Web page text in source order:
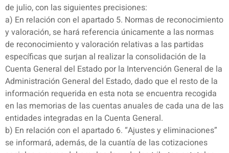
de julio, con las siguientes precisiones:
a) En relación con el apartado 5. Normas de reconocimiento
y valoración, se hará referencia únicamente a las normas
de reconocimiento y valoración relativas a las partidas
específicas que surjan al realizar la consolidación de la
Cuenta General del Estado por la Intervención General de la
Administración General del Estado, dado que el resto de la
información requerida en esta nota se encuentra recogida
en las memorias de las cuentas anuales de cada una de las
entidades integradas en la Cuenta General.
b) En relación con el apartado 6. “Ajustes y eliminaciones”
se informará, además, de la cuantía de las cotizaciones